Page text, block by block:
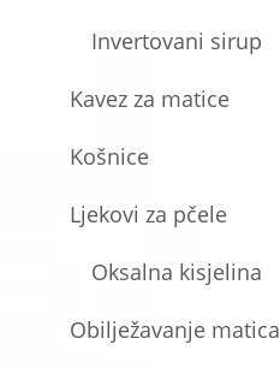
Invertovani sirup
Kavez za matice
Košnice
Ljekovi za pčele
Oksalna kisjelina
Obilježavanje matica